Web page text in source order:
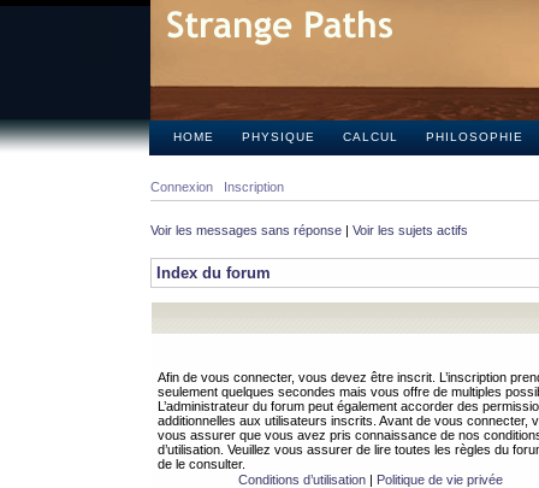
HOME PHYSIQUE CALCUL PHILOSOPHIE
Connexion Inscription
Voir les messages sans réponse | Voir les sujets actifs
Index du forum
Afin de vous connecter, vous devez être inscrit. L’inscription
seulement quelques secondes mais vous offre de multiples
L’administrateur du forum peut également accorder des
additionnelles aux utilisateurs inscrits. Avant de vous connecter,
vous assurer que vous avez pris connaissance de nos
d’utilisation. Veuillez vous assurer de lire toutes les règles du
de le consulter.
Conditions d’utilisation| Politique de vie privée